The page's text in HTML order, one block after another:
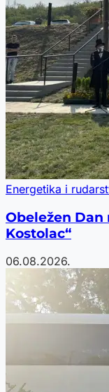
Energetika i
Obeležen Dan
Kostolac“
06.08.2026.